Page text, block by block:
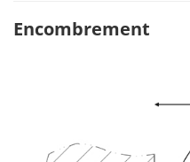
Encombrement